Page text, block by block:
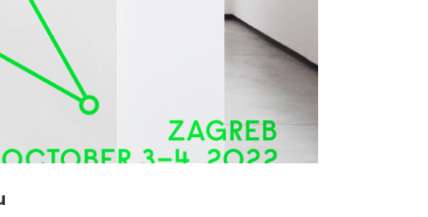
Umetniški paviljon na Erjavčevi cesti za Akademijo